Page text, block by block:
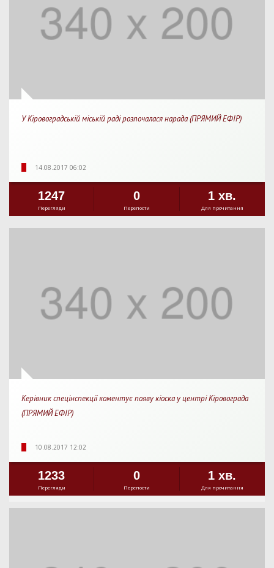
У Кіровоградській міській раді розпочалася нарада (ПРЯМИЙ ЕФІР)
14.08.2017 06:02
1247
Перегляди
0
Перепости
1 хв.
Для прочитання
Керівник спецінспекції коментує появу кіоска у центрі Кіровограда
(ПРЯМИЙ ЕФІР)
10.08.2017 12:02
1233
Перегляди
0
Перепости
1 хв.
Для прочитання